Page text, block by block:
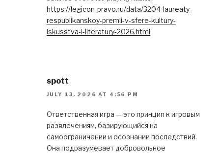
https://legicon-pravo.ru/data/3204-laureaty-
respublikanskoy-premii-v-sfere-kultury-
iskusstva-i-literatury-2026.html
spott
JULY 13, 2026 AT 4:56 PM
Ответственная игра — это принцип к игровым
развлечениям, базирующийся на
самоограничении и осознании последствий.
Она подразумевает добровольное